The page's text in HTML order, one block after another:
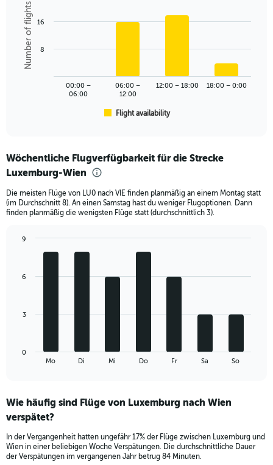
axis
displaying
values.
Range:
to
Bar
chart
with
bars.
The
Range:
6
The
chart
has
Number
Range:
24.
Chart
graphic.
Number of flights
Flight availability
00:00 –
06:00
06:00 –
12:00
12:00 – 18:00 18:00 – 0:00
8
16
Wöchentliche Flugverfügbarkeit für die Strecke
Luxemburg-Wien
Die meisten Flüge von LU0 nach VIE finden planmäßig an einem Montag statt
(im Durchschnitt 8). An einen Samstag hast du weniger Flugoptionen. Dann
finden planmäßig die wenigsten Flüge statt (durchschnittlich 3).
The
Range:
7
The
chart
Mo Di Mi Do Fr Sa So
0
3
6
9
Wie häufig sind Flüge von Luxemburg nach Wien
verspätet?
In der Vergangenheit hatten ungefähr 17% der Flüge zwischen Luxemburg und
Wien in einer beliebigen Woche Verspätungen. Die durchschnittliche Dauer
der Verspätungen im vergangenen Jahr betrug 84 Minuten.